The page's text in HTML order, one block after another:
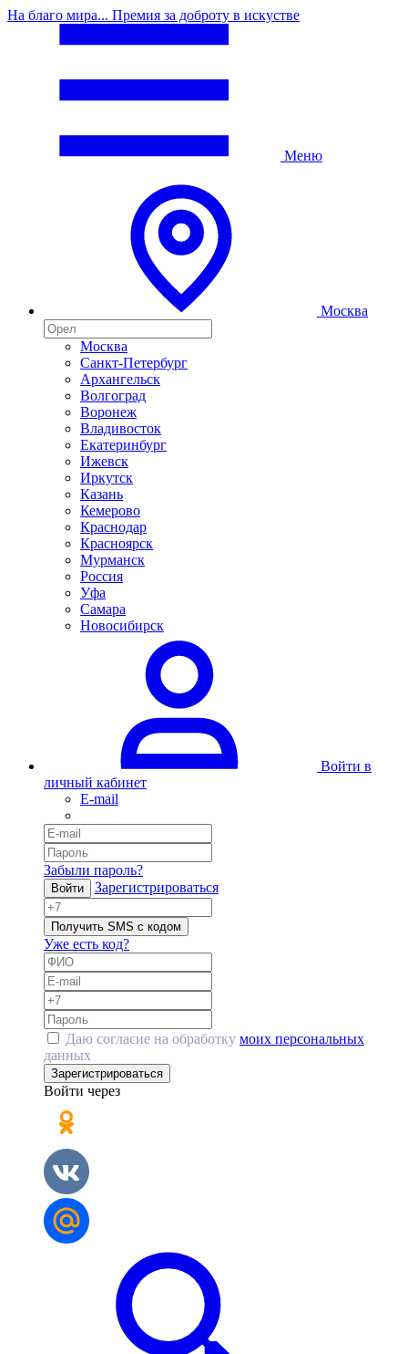
На благо мира... Премия за доброту в искустве
Меню
Москва
Москва
Санкт-Петербург
Архангельск
Волгоград
Воронеж
Владивосток
Екатеринбург
Ижевск
Иркутск
Казань
Кемерово
Краснодар
Красноярск
Мурманск
Россия
Уфа
Самара
Новосибирск
Войти в
личный кабинет
E-mail
Забыли пароль?
Войти Зарегистрироваться
Получить SMS с кодом
Уже есть код?
Даю согласие на обработку моих персональных
данных
Зарегистрироваться
Войти через